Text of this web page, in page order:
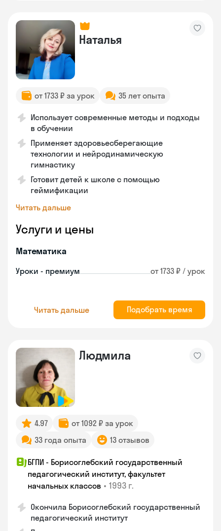
Наталья
от 1733 ₽ за урок 35 лет опыта
Использует современные методы и подходы
в обучении
Применяет здоровьесберегающие
технологии и нейродинамическую
гимнастику
Готовит детей к школе с помощью
геймификации
Читать дальше
Услуги и цены
Математика
Уроки - премиум от 1733 ₽ / урок
Читать дальше Подобрать время
Людмила
4.97
от 1092 ₽ за урок
33 года опыта
13 отзывов
БГПИ - Борисоглебский государственный
педагогический институт, факультет
начальных классов • 1993 г.
Окончила Борисоглебский государственный
педагогический институт